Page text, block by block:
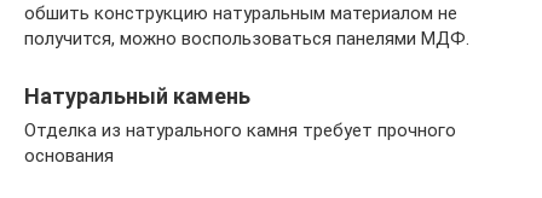
обшить конструкцию натуральным материалом не
получится, можно воспользоваться панелями МДФ.
Натуральный камень
Отделка из натурального камня требует прочного
основания